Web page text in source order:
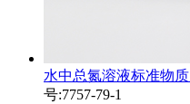
水中总氮溶液标准物质
号:7757-79-1